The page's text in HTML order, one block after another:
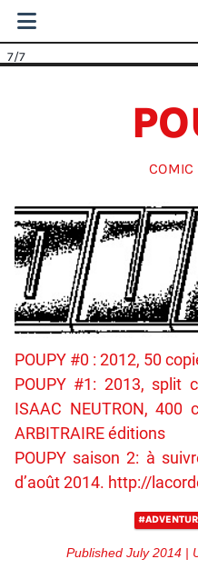
7/7
COMIC
POUPY #0 : 2012, 50
POUPY #1: 2013, split
ISAAC NEUTRON, 400
ARBITRAIRE éditions
POUPY saison 2: à
d’août 2014. http://
Published July 2014 |